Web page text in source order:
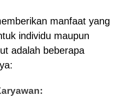
manfaat yang
individu maupun
adalah beberapa